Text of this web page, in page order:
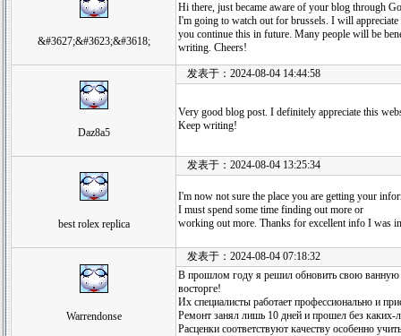
&#3627;&#3623;&#3618;
Hi there, just became aware of your blog through
I'm going to watch out for brussels. I will
you continue this in future. Many people will be
writing. Cheers!
Daz8a5
发表于：2024-08-04 14:44:58
Very good blog post. I definitely appreciate this
Keep writing!
best rolex replica
发表于：2024-08-04 13:25:34
I'm now not sure the place you are getting your
I must spend some time finding out more or
working out more. Thanks for excellent info I was
Warrendonse
发表于：2024-08-04 07:18:32
В прошлом году я решил обновить свою ванную
восторге!
Их специалисты работает профессионально и
Ремонт занял лишь 10 дней и прошел без каких-
Расценки соответствуют качеству особенно